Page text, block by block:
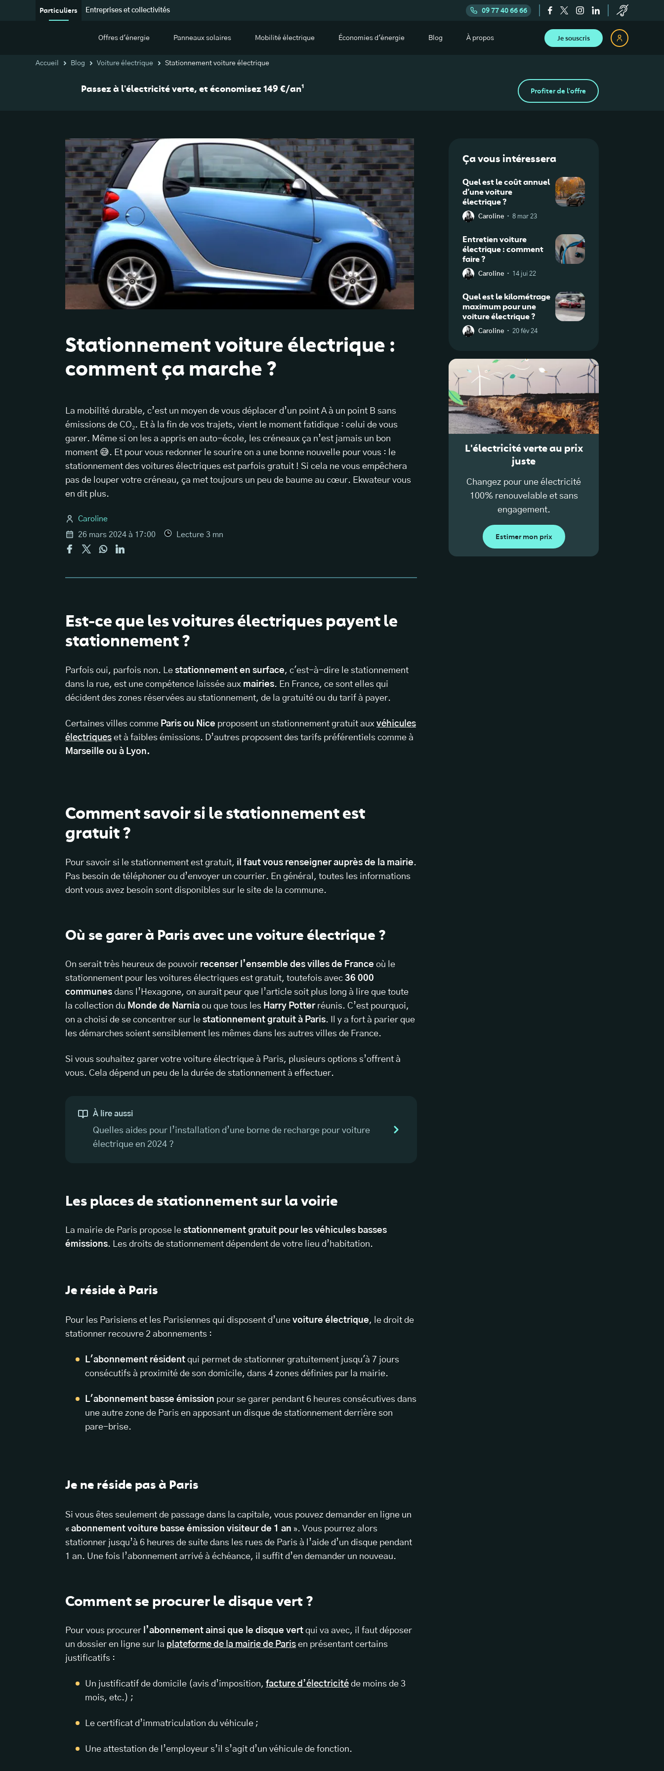
Particuliers Entreprises et collectivités 09 77 40 66 66
Offres d'énergie Panneaux solaires Mobilité électrique Économies d'énergie Blog À propos Je souscris
Accueil Blog Voiture électrique Stationnement voiture électrique
Passez à l'électricité verte, et économisez 149 €/an¹ Profiter de l'offre
Stationnement voiture électrique :
comment ça marche ?
La mobilité durable, c’est un moyen de vous déplacer d’un point A à un point B sans
émissions de CO₂. Et à la fin de vos trajets, vient le moment fatidique : celui de vous
garer. Même si on les a appris en auto-école, les créneaux ça n’est jamais un bon
moment 😅. Et pour vous redonner le sourire on a une bonne nouvelle pour vous : le
stationnement des voitures électriques est parfois gratuit ! Si cela ne vous empêchera
pas de louper votre créneau, ça met toujours un peu de baume au cœur. Ekwateur vous
en dit plus.
Caroline
26 mars 2024 à 17:00
Lecture 3 mn
Est-ce que les voitures électriques payent le
stationnement ?
Parfois oui, parfois non. Le stationnement en surface, c'est-à-dire le stationnement
dans la rue, est une compétence laissée aux mairies. En France, ce sont elles qui
décident des zones réservées au stationnement, de la gratuité ou du tarif à payer.
Certaines villes comme Paris ou Nice proposent un stationnement gratuit aux véhicules
électriques et à faibles émissions. D’autres proposent des tarifs préférentiels comme à
Marseille ou à Lyon.
Comment savoir si le stationnement est
gratuit ?
Pour savoir si le stationnement est gratuit, il faut vous renseigner auprès de la mairie.
Pas besoin de téléphoner ou d’envoyer un courrier. En général, toutes les informations
dont vous avez besoin sont disponibles sur le site de la commune.
Où se garer à Paris avec une voiture électrique ?
On serait très heureux de pouvoir recenser l’ensemble des villes de France où le
stationnement pour les voitures électriques est gratuit, toutefois avec 36 000
communes dans l’Hexagone, on aurait peur que l’article soit plus long à lire que toute
la collection du Monde de Narnia ou que tous les Harry Potterréunis. C’est pourquoi,
on a choisi de se concentrer sur le stationnement gratuit à Paris. Il y a fort à parier que
les démarches soient sensiblement les mêmes dans les autres villes de France.
Si vous souhaitez garer votre voiture électrique à Paris, plusieurs options s’offrent à
vous. Cela dépend un peu de la durée de stationnement à effectuer.
À lire aussi
Quelles aides pour l’installation d’une borne de recharge pour voiture
électrique en 2024 ?
Les places de stationnement sur la voirie
La mairie de Paris propose le stationnement gratuit pour les véhicules basses
émissions. Les droits de stationnement dépendent de votre lieu d’habitation.
Je réside à Paris
Pour les Parisiens et les Parisiennes qui disposent d’une voiture électrique, le droit de
stationner recouvre 2 abonnements :
L'abonnement résident qui permet de stationner gratuitement jusqu'à 7 jours
consécutifs à proximité de son domicile, dans 4 zones définies par la mairie.
L'abonnement basse émission pour se garer pendant 6 heures consécutives dans
une autre zone de Paris en apposant un disque de stationnement derrière son
pare-brise.
Je ne réside pas à Paris
Si vous êtes seulement de passage dans la capitale, vous pouvez demander en ligne un
« abonnement voiture basse émission visiteur de 1 an ». Vous pourrez alors
stationner jusqu’à 6 heures de suite dans les rues de Paris à l’aide d’un disque pendant
1 an. Une fois l’abonnement arrivé à échéance, il suffit d’en demander un nouveau.
Comment se procurer le disque vert ?
Pour vous procurer l’abonnement ainsi que le disque vert qui va avec, il faut déposer
un dossier en ligne sur la plateforme de la mairie de Paris en présentant certains
justificatifs :
Un justificatif de domicile (avis d’imposition, facture d’électricité de moins de 3
mois, etc.) ;
Le certificat d’immatriculation du véhicule ;
Une attestation de l’employeur s’il s’agit d’un véhicule de fonction.
Ça vous intéressera
Quel est le coût annuel
d’une voiture
électrique ?
Caroline · 8 mar 23
Entretien voiture
électrique : comment
faire ?
Caroline · 14 jui 22
Quel est le kilométrage
maximum pour une
voiture électrique ?
Caroline · 20 fév 24
L'électricité verte au prix
juste
Changez pour une électricité
100% renouvelable et sans
engagement.
Estimer mon prix